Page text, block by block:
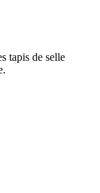
tapis de selle